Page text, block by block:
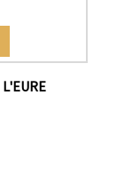
L'EURE